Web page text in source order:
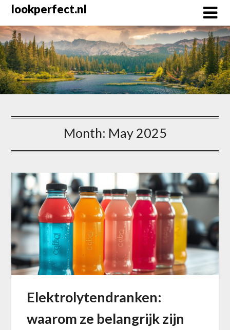
Skip
content
lookperfect.nl
Month: May 2025
Elektrolytendranken:
waarom ze belangrijk zijn